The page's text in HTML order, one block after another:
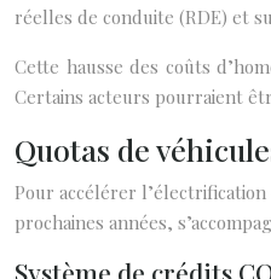
réelles de conduite (RDE) et
Cette hausse des coûts
Certains acteurs pourraient
Quotas de
Pour accélérer
prochaines années,
Système de crédits